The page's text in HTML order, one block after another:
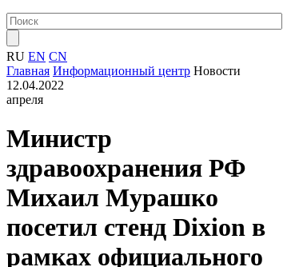
RU EN CN
Главная Информационный центр Новости
12.04.2022
апреля
Министр
здравоохранения РФ
Михаил Мурашко
посетил стенд Dixion в
рамках официального